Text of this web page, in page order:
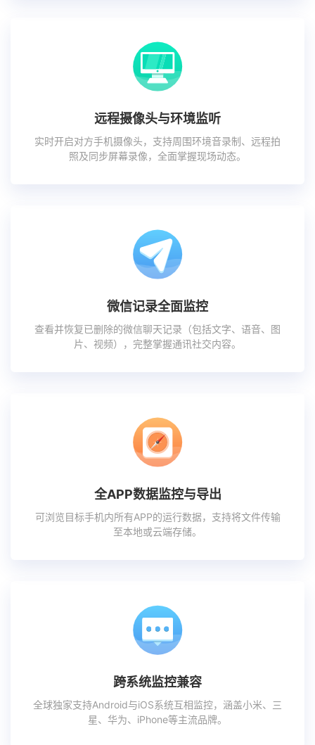
远程摄像头与环境监听
实时开启对方手机摄像头，支持周围环境音录制、远程拍
照及同步屏幕录像，全面掌握现场动态。
微信记录全面监控
查看并恢复已删除的微信聊天记录（包括文字、语音、图
片、视频），完整掌握通讯社交内容。
全APP数据监控与导出
可浏览目标手机内所有APP的运行数据，支持将文件传输
至本地或云端存储。
跨系统监控兼容
全球独家支持Android与iOS系统互相监控，涵盖小米、三
星、华为、iPhone等主流品牌。